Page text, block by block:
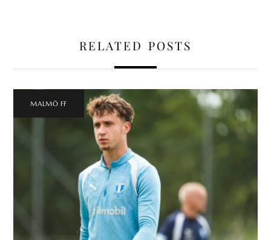
RELATED POSTS
MALMÖ FF